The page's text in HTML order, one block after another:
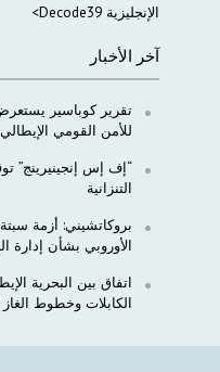
الإنجليزية Decode39>
آخر الأخبار
تقرير كوباسير
للأمن القومي الإيطالي
“إف إس إنجينيرينج”
التنزانية
بروكاتشيني: أزمة
الأوروبي بشأن إدارة
اتفاق بين البحرية
الكابلات وخطوط